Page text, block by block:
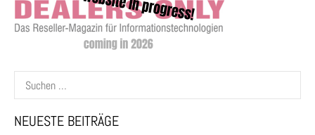
Suchen
nach:
NEUESTE BEITRÄGE